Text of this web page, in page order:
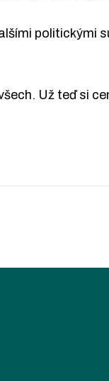
politickými
Už teď si